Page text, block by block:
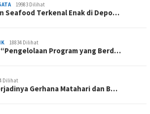
19983 Dilihat
Seafood Terkenal Enak di Depo…
18834 Dilihat
“Pengelolaan Program yang Berd…
Dilihat
Gerhana Matahari dan B…